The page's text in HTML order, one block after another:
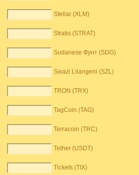
Stellar (XLM)
Stratis (STRAT)
Sudanese Фунт (SDG)
Swazi Lilangeni (SZL)
TRON (TRX)
TagCoin (TAG)
Terracoin (TRC)
Tether (USDT)
Tickets (TIX)